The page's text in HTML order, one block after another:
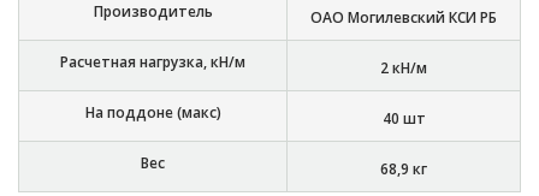
Производитель ОАО Могилевский КСИ РБ
Расчетная нагрузка, кН/м 2 кН/м
На поддоне (макс) 40 шт
Вес 68,9 кг